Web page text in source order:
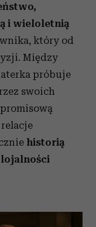
i wieloletnią
który od
Między
próbuje
swoich
historią